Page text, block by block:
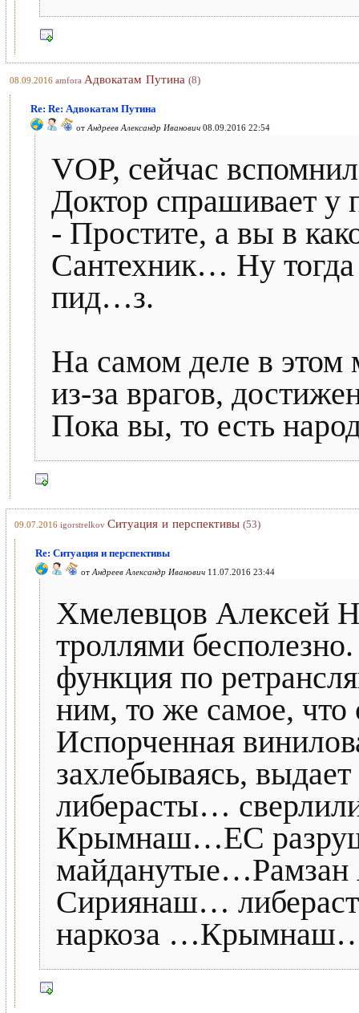
08.09.2016 amfora Адвокатам Путина (8)
Re: Re: Адвокатам Путина
от Андреев Александр Иванович 08.09.2016 22:54
VOP, сейчас
Доктор спрашивает у
- Простите, а вы в
Сантехник… Ну тогда
пид…з.
На самом деле в этом
из-за врагов,
Пока вы, то есть
09.07.2016 igorstrelkov Ситуация и перспективы (53)
Re: Ситуация и перспективы
от Андреев Александр Иванович 11.07.2016 23:44
Хмелевцов Алексей
троллями
функция по
ним, то же самое,
Испорченная
захлебываясь,
либерасты…
Крымнаш…ЕС
майданутые…Рамзан
Сириянаш…
наркоза